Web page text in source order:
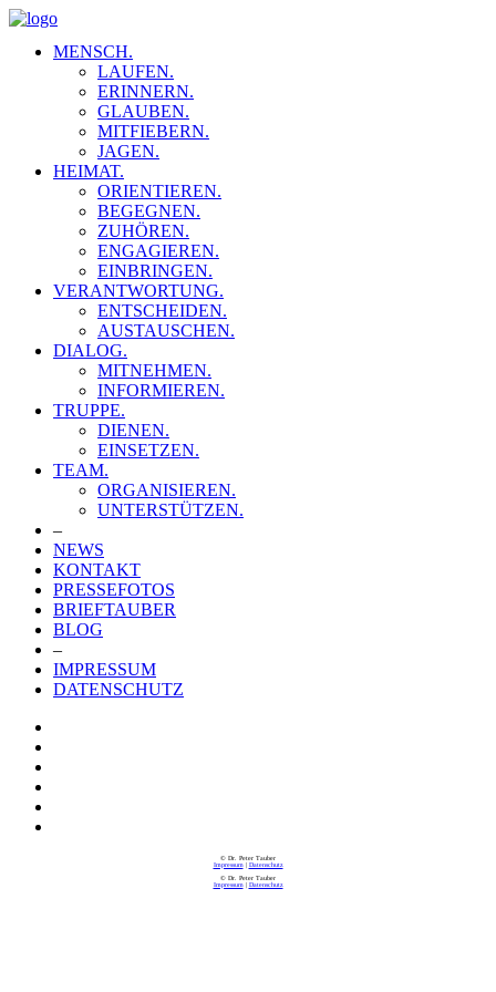
MENSCH.
LAUFEN.
ERINNERN.
GLAUBEN.
MITFIEBERN.
JAGEN.
HEIMAT.
ORIENTIEREN.
BEGEGNEN.
ZUHÖREN.
ENGAGIEREN.
EINBRINGEN.
VERANTWORTUNG.
ENTSCHEIDEN.
AUSTAUSCHEN.
DIALOG.
MITNEHMEN.
INFORMIEREN.
TRUPPE.
DIENEN.
EINSETZEN.
TEAM.
ORGANISIEREN.
UNTERSTÜTZEN.
–
NEWS
KONTAKT
PRESSEFOTOS
BRIEFTAUBER
BLOG
–
IMPRESSUM
DATENSCHUTZ
© Dr. Peter Tauber
Impressum| Datenschutz
© Dr. Peter Tauber
Impressum| Datenschutz